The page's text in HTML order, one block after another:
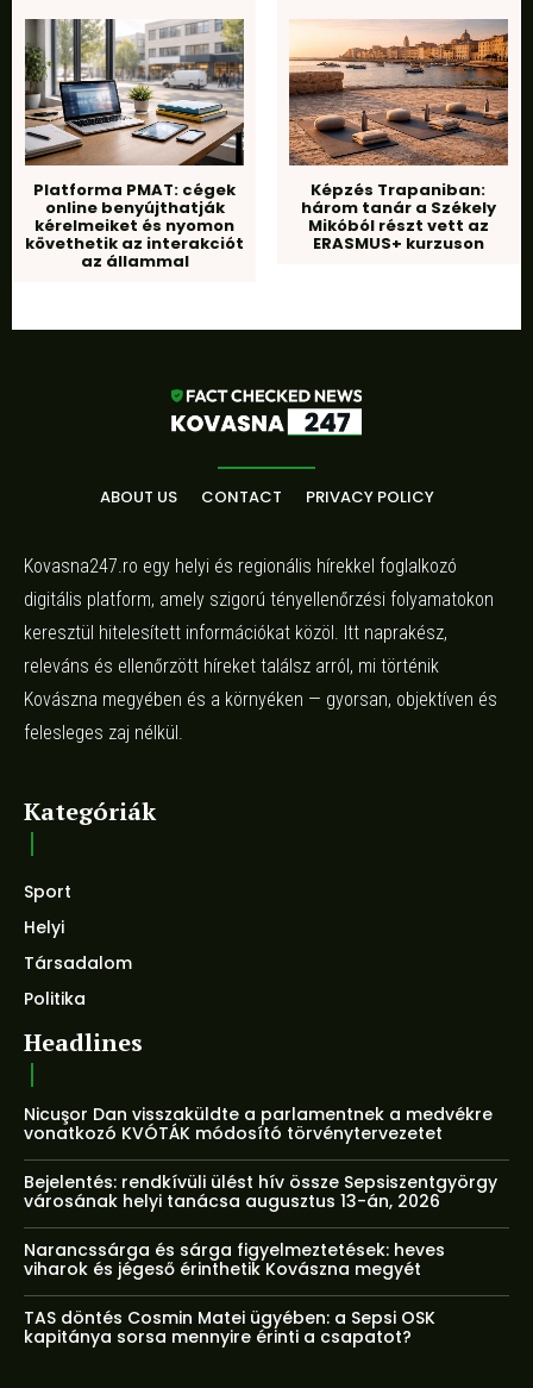
Platforma PMAT: cégek
online benyújthatják
kérelmeiket és nyomon
követhetik az interakciót
az állammal
Képzés Trapaniban:
három tanár a Székely
Mikóból részt vett az
ERASMUS+ kurzuson
ABOUT US CONTACT PRIVACY POLICY
Kovasna247.ro egy helyi és regionális hírekkel foglalkozó
digitális platform, amely szigorú tényellenőrzési folyamatokon
keresztül hitelesített információkat közöl. Itt naprakész,
releváns és ellenőrzött híreket találsz arról, mi történik
Kovászna megyében és a környéken — gyorsan, objektíven és
felesleges zaj nélkül.
Kategóriák
Sport
Helyi
Társadalom
Politika
Headlines
Nicuşor Dan visszaküldte a parlamentnek a medvékre
vonatkozó KVÓTÁK módosító törvénytervezetet
Bejelentés: rendkívüli ülést hív össze Sepsiszentgyörgy
városának helyi tanácsa augusztus 13-án, 2026
Narancssárga és sárga figyelmeztetések: heves
viharok és jégeső érinthetik Kovászna megyét
TAS döntés Cosmin Matei ügyében: a Sepsi OSK
kapitánya sorsa mennyire érinti a csapatot?